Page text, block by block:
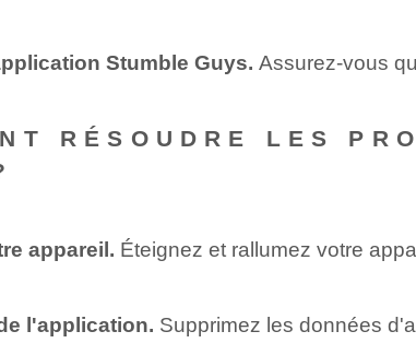
Stumble Guys. Assurez-vous
RÉSOUDRE LES
appareil. Éteignez et rallumez votre
l'application. Supprimez les données